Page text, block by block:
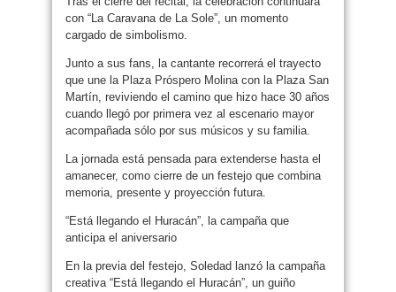
con “La Caravana de La Sole”, un momento
cargado de simbolismo.
Junto a sus fans, la cantante recorrerá el trayecto
que une la Plaza Próspero Molina con la Plaza San
Martín, reviviendo el camino que hizo hace 30 años
cuando llegó por primera vez al escenario mayor
acompañada sólo por sus músicos y su familia.
La jornada está pensada para extenderse hasta el
amanecer, como cierre de un festejo que combina
memoria, presente y proyección futura.
“Está llegando el Huracán”, la campaña que
anticipa el aniversario
En la previa del festejo, Soledad lanzó la campaña
creativa “Está llegando el Huracán”, un guiño